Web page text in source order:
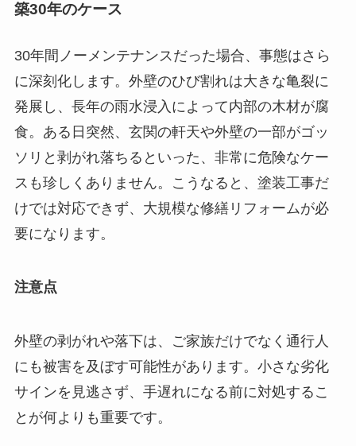
築30年のケース
30年間ノーメンテナンスだった場合、事態はさら
に深刻化します。外壁のひび割れは大きな亀裂に
発展し、長年の雨水浸入によって内部の木材が腐
食。ある日突然、玄関の軒天や外壁の一部がゴッ
ソリと剥がれ落ちるといった、非常に危険なケー
スも珍しくありません。こうなると、塗装工事だ
けでは対応できず、大規模な修繕リフォームが必
要になります。
注意点
外壁の剥がれや落下は、ご家族だけでなく通行人
にも被害を及ぼす可能性があります。小さな劣化
サインを見逃さず、手遅れになる前に対処するこ
とが何よりも重要です。